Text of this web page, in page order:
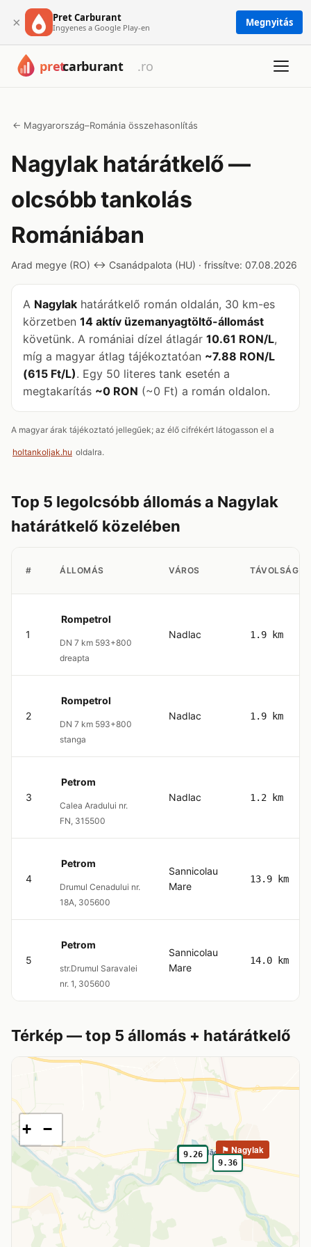
× Pret Carburant
Ingyenes a Google Play-en Megnyitás
← Magyarország–Románia összehasonlítás
Nagylak határátkelő —
olcsóbb tankolás
Romániában
Arad megye (RO) ↔ Csanádpalota (HU) · frissítve: 07.08.2026
A Nagylak határátkelő román oldalán, 30 km-es
körzetben 14 aktív üzemanyagtöltő-állomást
követünk. A romániai dízel átlagár 10.61 RON/L,
míg a magyar átlag tájékoztatóan ~7.88 RON/L
(615 Ft/L). Egy 50 literes tank esetén a
megtakarítás ~0 RON (~0 Ft) a román oldalon.
A magyar árak tájékoztató jellegűek; az élő cifrékért látogasson el a
holtankoljak.hu oldalra.
Top 5 legolcsóbb állomás a Nagylak
határátkelő közelében
# ÁLLOMÁS VÁROS TÁVOLSÁG
1
Rompetrol
DN 7 km 593+800
dreapta
Nadlac 1.9 km
2
Rompetrol
DN 7 km 593+800
stanga
Nadlac 1.9 km
3
Petrom
Calea Aradului nr.
FN, 315500
Nadlac 1.2 km
4
Petrom
Drumul Cenadului nr.
18A, 305600
Sannicolau
Mare
13.9 km
5
Petrom
str.Drumul Saravalei
nr. 1, 305600
Sannicolau
Mare
14.0 km
Térkép — top 5 állomás + határátkelő
⚑ Nagylak
9.26
9.26
9.36
+ −